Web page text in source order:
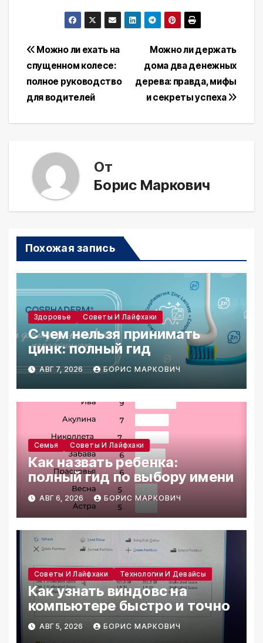
Навигация
по
записям
Можно ли держать
дома два денежных
дерева: правда, мифы
и секреты успеха
Можно ли ехать на
спущенном колесе:
полное руководство
для водителей
От
Борис Маркович
Похожая запись
Здоровье Советы И Лайфхаки
С чем нельзя принимать
цинк: полный гид
АВГ 7, 2026 БОРИС МАРКОВИЧ
Семья Советы И Лайфхаки
Как назвать ребенка:
полный гид по выбору имени
АВГ 6, 2026 БОРИС МАРКОВИЧ
Советы И Лайфхаки Технологии И Девайсы
Как узнать виндовс на
компьютере быстро и точно
АВГ 5, 2026 БОРИС МАРКОВИЧ